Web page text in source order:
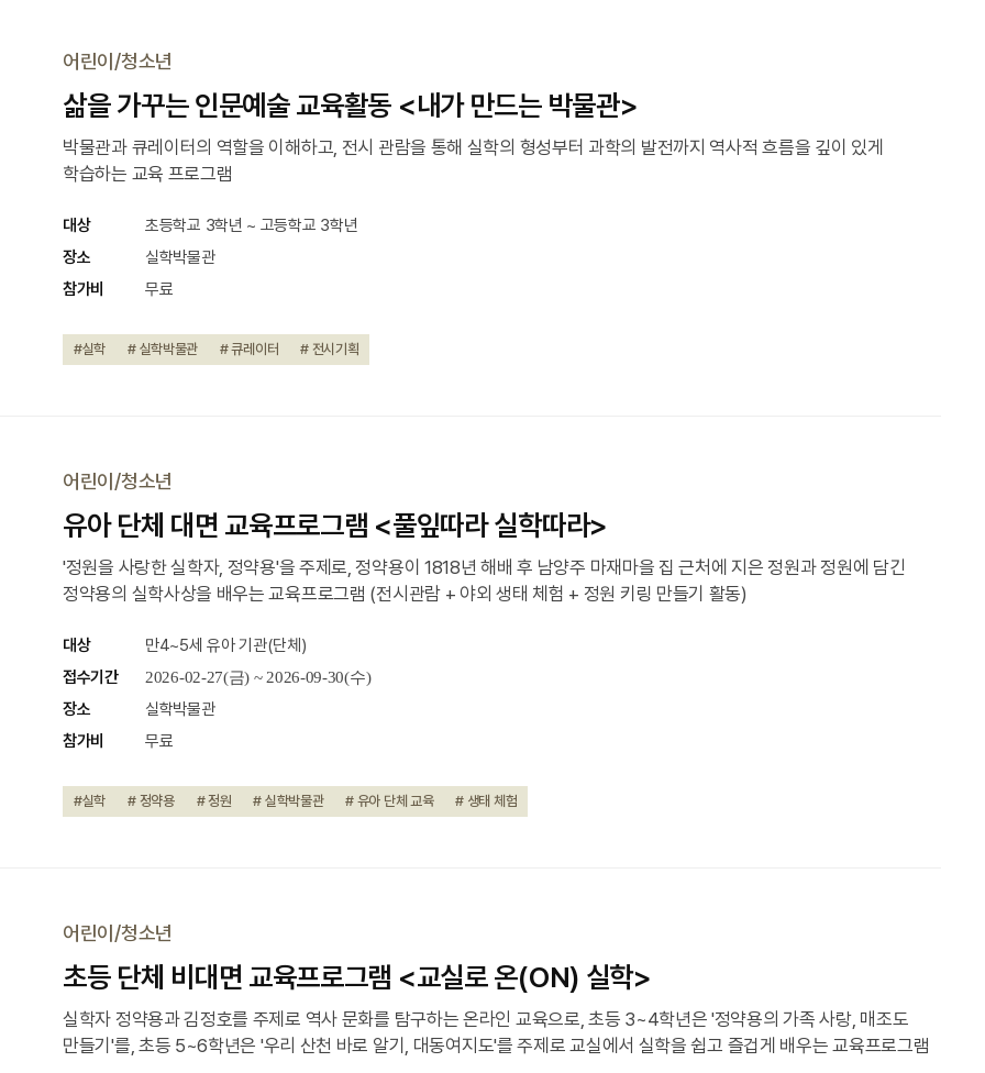
어린이/청소년
삶을 가꾸는 인문예술 교육활동 <내가 만드는 박물관>
박물관과 큐레이터의 역할을 이해하고, 전시 관람을 통해 실학의 형성부터 과학의 발전까지 역사적 흐름을 깊이 있게
학습하는 교육 프로그램
대상
초등학교 3학년 ~ 고등학교 3학년
장소
실학박물관
참가비
무료
#실학 # 실학박물관 # 큐레이터 # 전시기획
어린이/청소년
유아 단체 대면 교육프로그램 <풀잎따라 실학따라>
'정원을 사랑한 실학자, 정약용'을 주제로, 정약용이 1818년 해배 후 남양주 마재마을 집 근처에 지은 정원과 정원에 담긴
정약용의 실학사상을 배우는 교육프로그램 (전시관람 + 야외 생태 체험 + 정원 키링 만들기 활동)
대상
만4~5세 유아 기관(단체)
접수기간
2026-02-27(금) ~ 2026-09-30(수)
장소
실학박물관
참가비
무료
#실학 # 정약용 # 정원 # 실학박물관 # 유아 단체 교육 # 생태 체험
어린이/청소년
초등 단체 비대면 교육프로그램 <교실로 온(ON) 실학>
실학자 정약용과 김정호를 주제로 역사 문화를 탐구하는 온라인 교육으로, 초등 3~4학년은 '정약용의 가족 사랑, 매조도
만들기'를, 초등 5~6학년은 '우리 산천 바로 알기, 대동여지도'를 주제로 교실에서 실학을 쉽고 즐겁게 배우는 교육프로그램